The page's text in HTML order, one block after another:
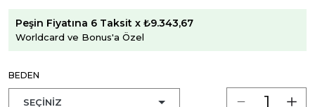
Peşin Fiyatına 6 Taksit x ₺9.343,67
Worldcard ve Bonus'a Özel
BEDEN